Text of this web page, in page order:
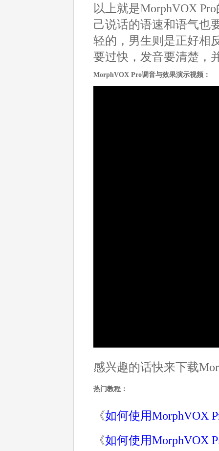
以上就是MorphVOX
己说话的语速和语气也
轻的，男生则是正好相
要过快，发音要清楚，
MorphVOX Pro调音与效果演示视频：
感兴趣的话快来下载
热门教程：
《如何使用MorphVOX
《如何使用MorphVOX